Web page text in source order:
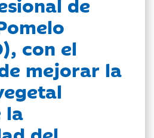
con el
mejorar la
la